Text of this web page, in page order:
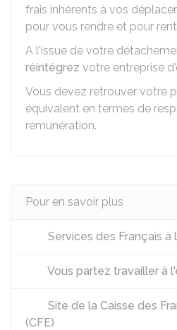
frais inhérents à vos
pour vous rendre et pour
A l'issue de votre
réintégrez votre entreprise
Vous devez retrouver votre
équivalent en termes de
rémunération.
Pour en savoir plus
Services des Français à
Vous partez travailler à
Site de la Caisse des
(CFE)